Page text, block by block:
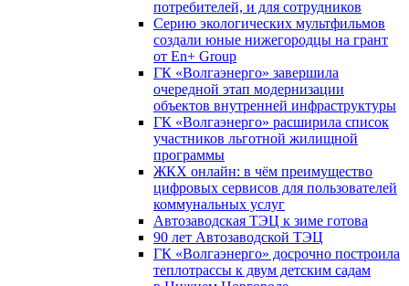
потребителей, и для сотрудников
Серию экологических мультфильмов
создали юные нижегородцы на грант
от En+ Group
ГК «Волгаэнерго» завершила
очередной этап модернизации
объектов внутренней инфраструктуры
ГК «Волгаэнерго» расширила список
участников льготной жилищной
программы
ЖКХ онлайн: в чём преимущество
цифровых сервисов для пользователей
коммунальных услуг
Автозаводская ТЭЦ к зиме готова
90 лет Автозаводской ТЭЦ
ГК «Волгаэнерго» досрочно построила
теплотрассы к двум детским садам